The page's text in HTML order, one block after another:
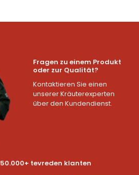
Fragen zu einem Produkt
oder zur Qualität?
Kontaktieren Sie einen
unserer Kräuterexperten
über den Kundendienst.
tevreden klanten